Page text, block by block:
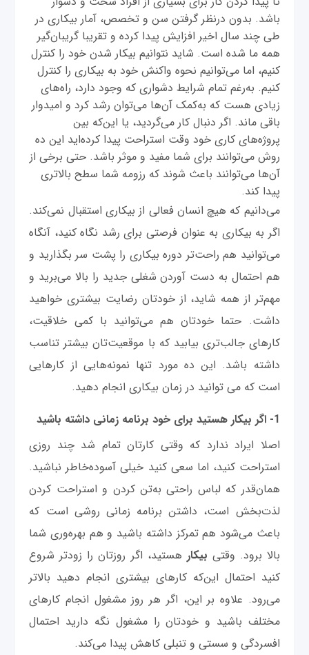
باشد. بدون درنظر گرفتن سن و تخصص، آمار بیکاری در
طی چند سال اخیر افزایش پیدا کرده و تقریبا گریبان‌گیر
همه ما شده است. شاید نتوانیم بیکار شدن خود را کنترل
کنیم، اما می‌توانیم نحوه واکنش خود به بیکاری را کنترل
کنیم. به‌رغم تمام شرایط دشواری که وجود دارد، راه‌های
زیادی هست که به‌کمک آن‌ها می‌توان رشد کرد و امیدوار
باقی ماند. اگر دنبال کار می‌گردید، یا این‌که بین
پروژه‌های کاری خود وقت استراحت پیدا کرده‌اید این ده
روش می‌توانند برای شما مفید و موثر باشد. حتی برخی از
آن‌ها می‌توانند باعث شوند که رزومه شما سطح بالاتری
پیدا کند.
می‌دانیم که هیچ انسان فعالی از بیکاری استقبال نمی‌کند.
اگر به بیکاری به عنوان فرصتی برای رشد نگاه کنید، آنگاه
می‌توانید هم راحت‌تر دوره بیکاری را پشت سر بگذارید و
هم احتمال به دست آوردن شغلی جدید را بالا می‌برید و
مهم‌تر از همه شاید، از خودتان رضایت بیشتری خواهید
داشت. حتما خودتان هم می‌توانید با کمی خلاقیت،
کارهای جالب‌تری بیابید که با موقعیت‌تان بیشتر تناسب
داشته باشد. این ده مورد تنها نمونه‌هایی از کارهایی
است که می توانید در زمان بیکاری انجام دهید.
1- اگر بیکار هستید برای خود برنامه زمانی داشته باشید
اصلا ایراد ندارد که وقتی کارتان تمام شد چند روزی
استراحت کنید، اما سعی کنید خیلی آسوده‌خاطر نباشید.
همان‌قدر که لباس راحتی به‌تن کردن و استراحت کردن
لذت‌بخش است، داشتن برنامه زمانی روشی است که
باعث می‌شود هم تمرکز داشته باشید و هم بهره‌وری شما
بالا برود. وقتی بیکار هستید، اگر روزتان را زودتر شروع
کنید احتمال این‌که کارهای بیشتری انجام دهید بالاتر
می‌رود. علاوه بر این، اگر هر روز مشغول انجام کارهای
مختلف باشید و خودتان را مشغول نگه دارید احتمال
افسردگی و سستی و تنبلی کاهش پیدا می‌کند.